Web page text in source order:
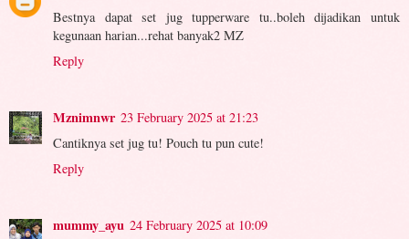
Bestnya dapat set jug tupperware tu..boleh dijadikan untuk
kegunaan harian...rehat banyak2 MZ
Reply
Mznimnwr 23 February 2025 at 21:23
Cantiknya set jug tu! Pouch tu pun cute!
Reply
mummy_ayu 24 February 2025 at 10:09